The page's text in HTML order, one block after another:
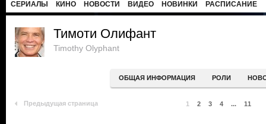
СЕРИАЛЫ КИНО НОВОСТИ ВИДЕО НОВИНКИ РАСПИСАНИЕ
Тимоти Олифант
Timothy Olyphant
ОБЩАЯ ИНФОРМАЦИЯ РОЛИ
Предыдущая страница 1 2 3 4 ... 11